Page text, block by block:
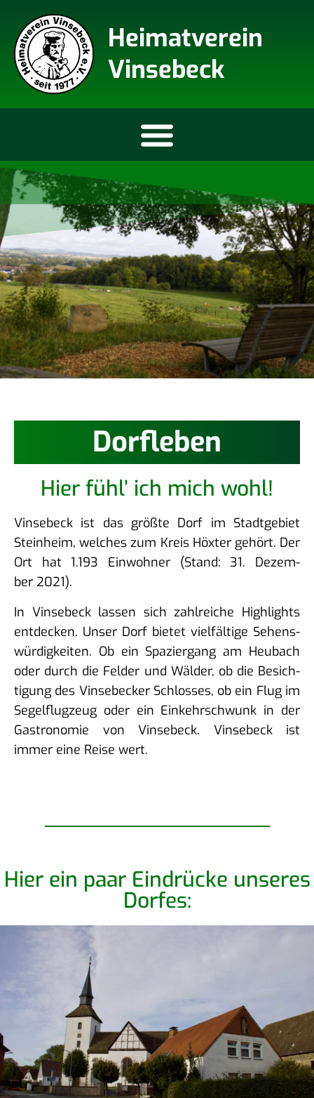
Heimatverein
Vinsebeck
Dorf­le­ben
Hier fühl’ ich mich wohl!
Vin­se­beck ist das größ­te Dorf im Stadt­ge­biet
Stein­heim, wel­ches zum Kreis Höx­ter gehört. Der
Ort hat 1.193 Ein­woh­ner (Stand: 31. Dezem­
ber 2021).
In Vin­se­beck las­sen sich zahl­rei­che High­lights
ent­de­cken. Unser Dorf bie­tet viel­fäl­ti­ge Sehens­
wür­dig­kei­ten. Ob ein Spa­zier­gang am Heu­bach
oder durch die Fel­der und Wäl­der, ob die Besich­
ti­gung des Vin­se­be­cker Schlos­ses, ob ein Flug im
Segel­flug­zeug oder ein Ein­kehr­schwunk in der
Gas­tro­no­mie von Vin­se­beck. Vin­se­beck ist
immer eine Rei­se wert.
Hier ein paar Ein­drü­cke unse­res
Dorfes: